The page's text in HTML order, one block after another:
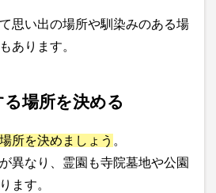
思い出の場所や馴染みのある場
あります。
場所を決める
所を決めましょう 。
異なり、霊園も寺院墓地や公園
ます。